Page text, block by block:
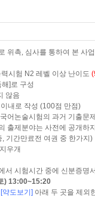
위촉, 심사를 통하여 본 사
시험 N2 레벨 이상 난이도
구성
음
내로 작성 (100점 만점)
의 과거 기출문제는
는 사전에 공개하지
기간만료전 여권 중 한가지)
우개
시험시간 중에 신분증명
) 13:00~15:20
[약도보기] 아래 두 곳을 제외